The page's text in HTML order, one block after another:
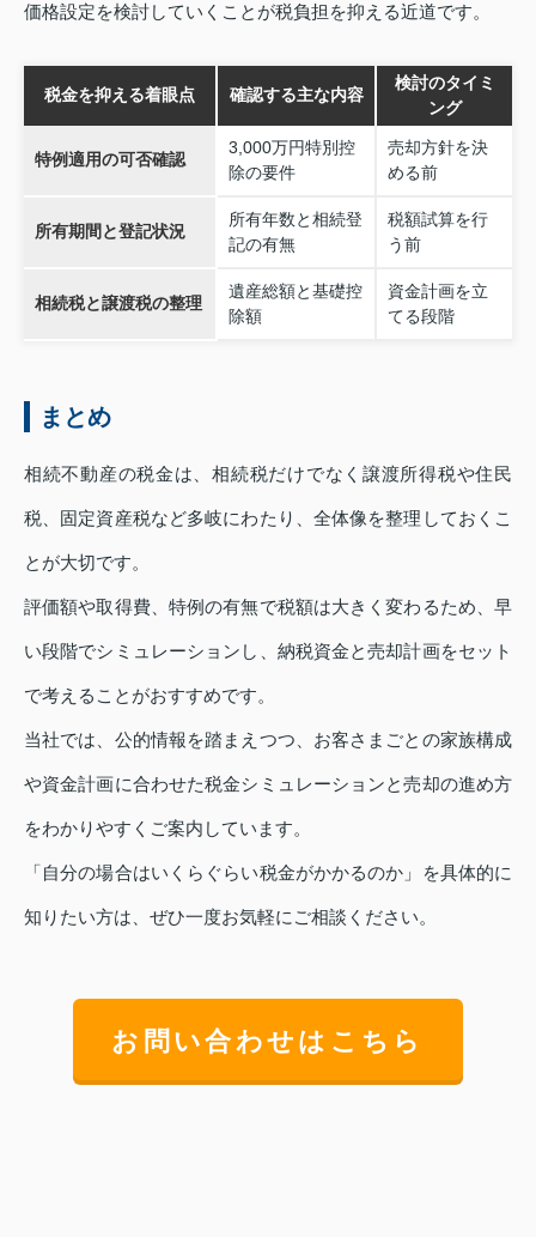
価格設定を検討していくことが税負担を抑える近道です。
税金を抑える着眼点 確認する主な内容
検討のタイミ
ング
特例適用の可否確認
3,000万円特別控
除の要件
売却方針を決
める前
所有期間と登記状況
所有年数と相続登
記の有無
税額試算を行
う前
相続税と譲渡税の整理
遺産総額と基礎控
除額
資金計画を立
てる段階
まとめ
相続不動産の税金は、相続税だけでなく譲渡所得税や住民
税、固定資産税など多岐にわたり、全体像を整理しておくこ
とが大切です。
評価額や取得費、特例の有無で税額は大きく変わるため、早
い段階でシミュレーションし、納税資金と売却計画をセット
で考えることがおすすめです。
当社では、公的情報を踏まえつつ、お客さまごとの家族構成
や資金計画に合わせた税金シミュレーションと売却の進め方
をわかりやすくご案内しています。
「自分の場合はいくらぐらい税金がかかるのか」を具体的に
知りたい方は、ぜひ一度お気軽にご相談ください。
お問い合わせはこちら